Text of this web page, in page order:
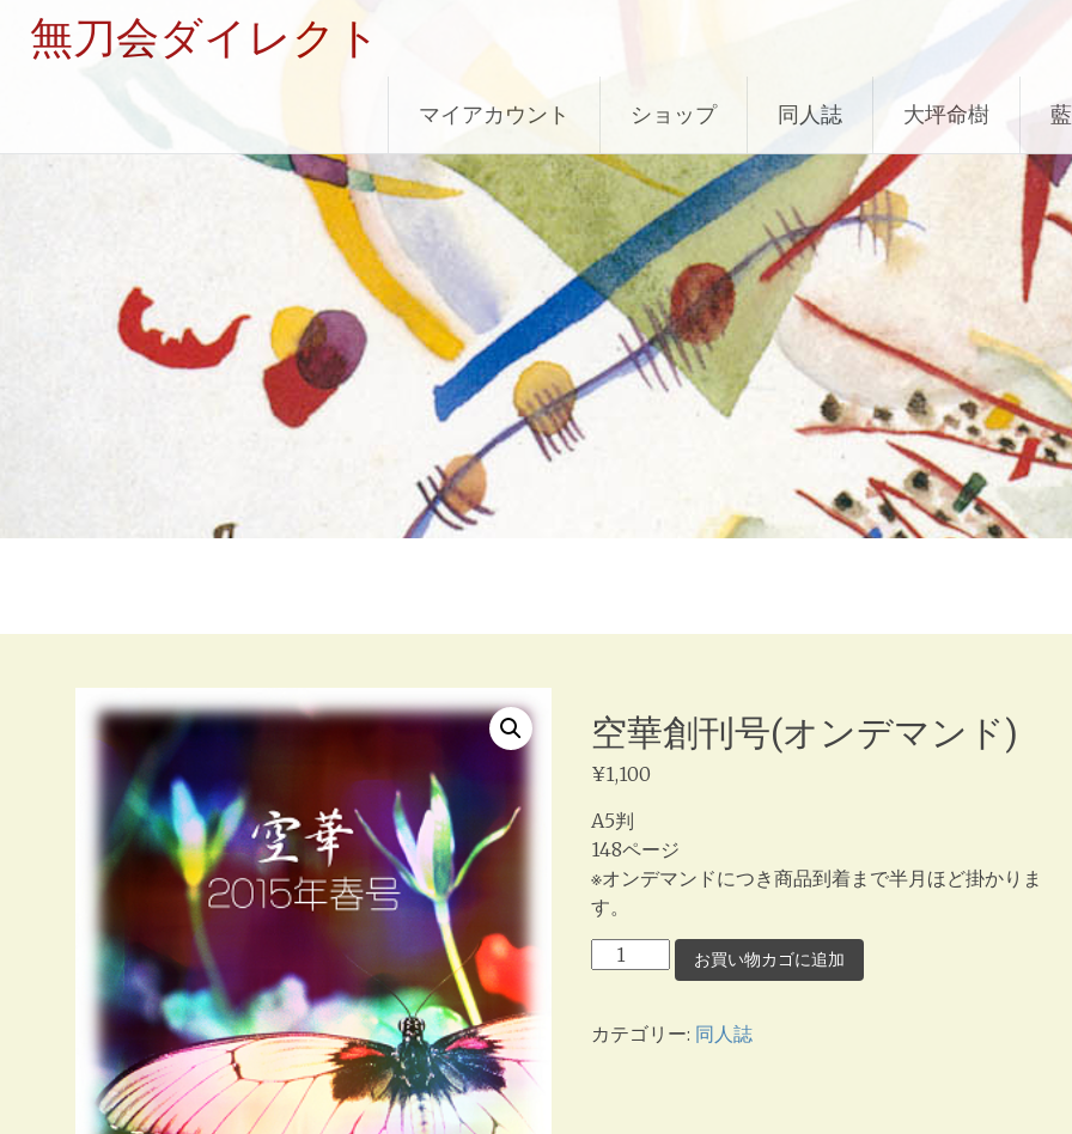
無刀会ダイレクト
マイアカウント ショップ 同人誌 大坪命樹
空華創刊号(オンデマンド)
¥1,100
A5判
148ページ
※オンデマンドにつき商品到着まで半月ほど掛かりま
す。
刊
お買い物カゴに追加
カテゴリー: 同人誌